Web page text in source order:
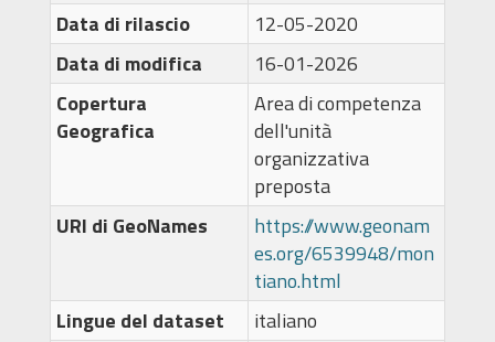
Data di rilascio
12-05-2020
Data di modifica
16-01-2026
Copertura
Geografica
Area di competenza
dell'unità
organizzativa
preposta
URI di GeoNames
https://www.geonam
es.org/6539948/mon
tiano.html
Lingue del dataset
italiano